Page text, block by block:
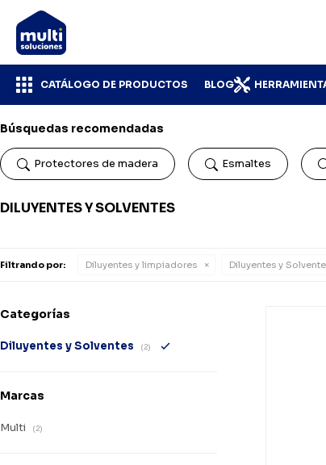
CATÁLOGO DE PRODUCTOS BLOG
Búsquedas recomendadas
Protectores de madera Esmaltes
DILUYENTES Y SOLVENTES
Filtrando por: Diluyentes y limpiadores Diluyentes y
Categorías
Diluyentes y Solventes (2)
Marcas
Multi (2)